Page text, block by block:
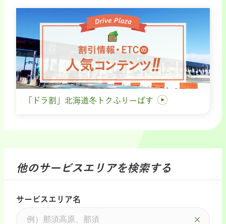
「ドラ割」北海道冬トクふりーぱす
他のサービスエリアを検索する
サービスエリア名